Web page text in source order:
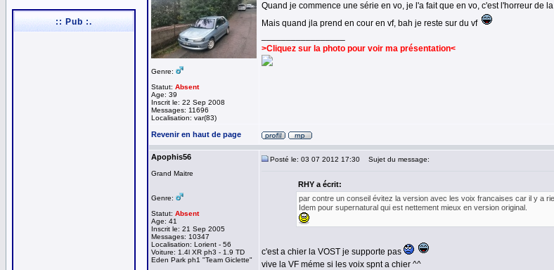
:: Pub :.
Genre:
Statut: Absent
Age: 39
Inscrit le: 22 Sep 2008
Messages: 11696
Localisation: var(83)
Quand je commence une série en vo, je l'a fait que en vo, c'est l'horreur de
Mais quand jla prend en cour en vf, bah je reste sur du vf
>Cliquez sur la photo pour voir ma présentation<
Revenir en haut de page
Apophis56
Grand Maitre
Genre:
Statut: Absent
Age: 41
Inscrit le: 21 Sep 2005
Messages: 10347
Localisation: Lorient - 56
Voiture: 1.4l XR ph3 - 1.9 TD
Eden Park ph1 "Team Giclette"
Posté le: 03 07 2012 17:30 Sujet du message:
RHY a écrit:
par contre un conseil évitez la version avec les voix francaises car il y a
Idem pour supernatural qui est nettement mieux en version original.
c'est a chier la VOST je supporte pas
vive la VF méme si les voix spnt a chier ^^